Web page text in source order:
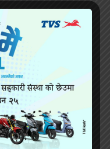
यात्रु ज्यान गुमाए